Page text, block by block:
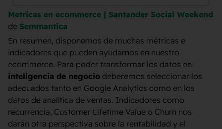
Metricas en ecommerce | Santander Social Weekend
de Semmantica
En resumen, disponemos de muchas métricas e
indicadores que pueden ayudarnos en nuestro
ecommerce. Para poder transformar los datos en
inteligencia de negocio deberemos seleccionar los
adecuados tanto en Google Analytics como en los
datos de analítica de ventas. Indicadores como
recurrencia, Customer Lifetime Value o Churn nos
darán otra perspectiva sobre la rentabilidad y el